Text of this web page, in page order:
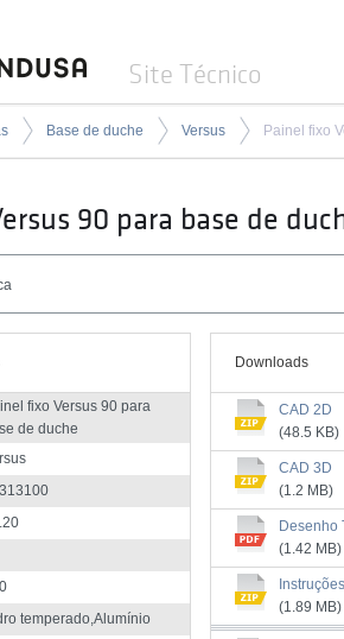
Site Técnico
Base de duche Versus
90 para base de
fixo Versus 90 para
de duche
temperado,Alumínio
Downloads
CAD 2D
(48.5 KB)
CAD 3D
(1.2 MB)
Desenho
(1.42 MB)
(1.89 MB)